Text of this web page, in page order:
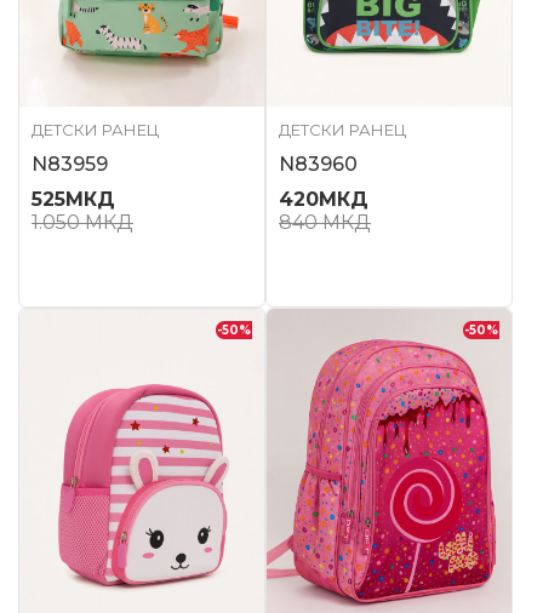
ДЕТСКИ РАНЕЦ
N83959
525МКД
1.050МКД
ДЕТСКИ РАНЕЦ
N83960
420МКД
840МКД
-50% -50%